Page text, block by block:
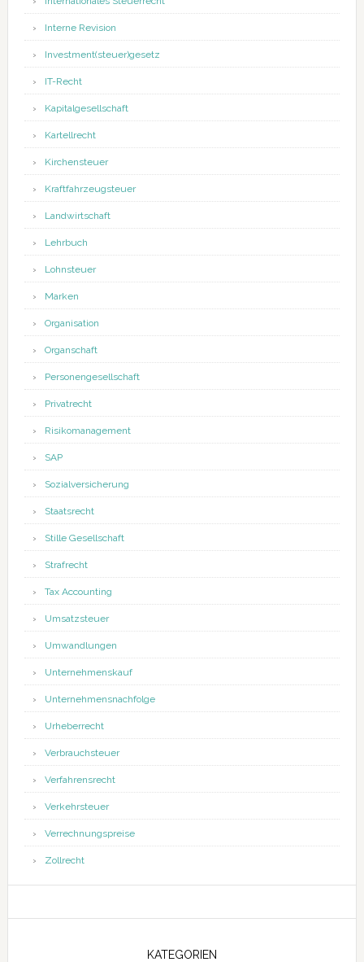
Interne Revision
Investment(steuer)gesetz
IT-Recht
Kapitalgesellschaft
Kartellrecht
Kirchensteuer
Kraftfahrzeugsteuer
Landwirtschaft
Lehrbuch
Lohnsteuer
Marken
Organisation
Organschaft
Personengesellschaft
Privatrecht
Risikomanagement
SAP
Sozialversicherung
Staatsrecht
Stille Gesellschaft
Strafrecht
Tax Accounting
Umsatzsteuer
Umwandlungen
Unternehmenskauf
Unternehmensnachfolge
Urheberrecht
Verbrauchsteuer
Verfahrensrecht
Verkehrsteuer
Verrechnungspreise
Zollrecht
KATEGORIEN